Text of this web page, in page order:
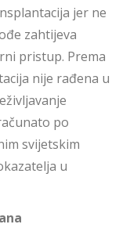
jer ne
zahtijeva
pristup. Prema
nije rađena u
po
svijetskim
u